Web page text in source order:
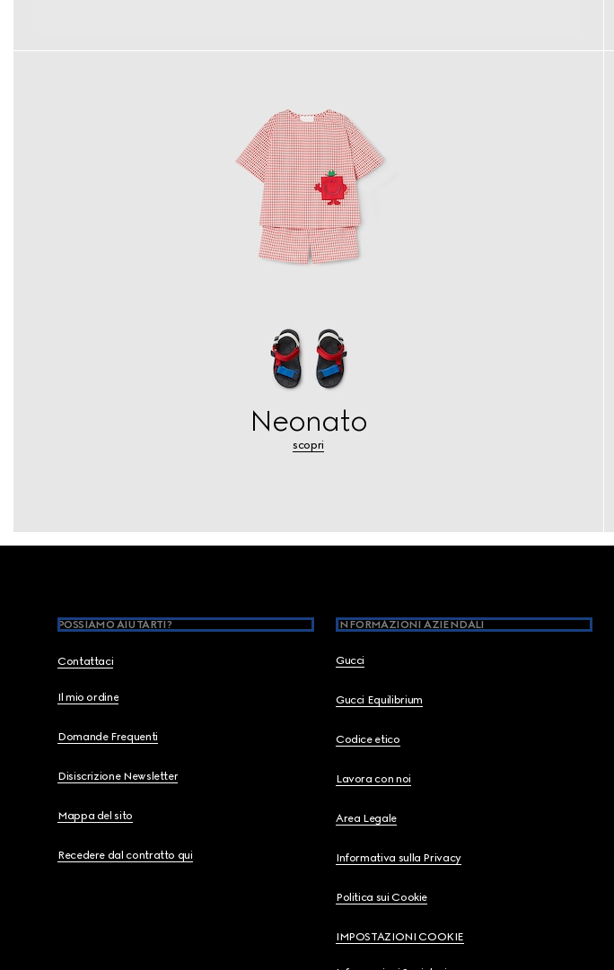
Neonato
scopri
Footer
POSSIAMO AIUTARTI?
Contattaci
Il mio ordine
Domande Frequenti
Disiscrizione Newsletter
Mappa del sito
Recedere dal contratto qui
INFORMAZIONI AZIENDALI
Gucci
Gucci Equilibrium
Codice etico
Lavora con noi
Area Legale
Informativa sulla Privacy
Politica sui Cookie
IMPOSTAZIONI COOKIE